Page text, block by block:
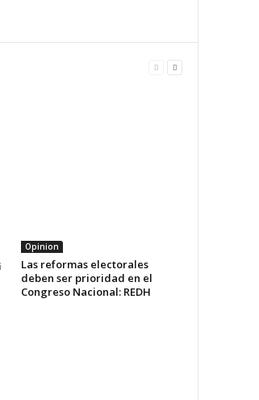
Opinion
Las reformas electorales
deben ser prioridad en el
Congreso Nacional: REDH